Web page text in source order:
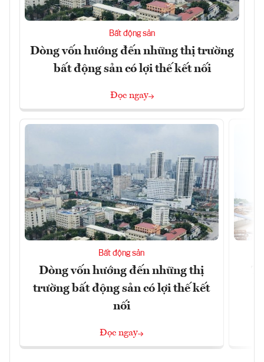
Bất động sản
Dòng vốn hướng đến những thị trường
bất động sản có lợi thế kết nối
Đọc ngay
Bất động sản
Dòng vốn hướng đến những thị
trường bất động sản có lợi thế kết
nối
Đọc ngay